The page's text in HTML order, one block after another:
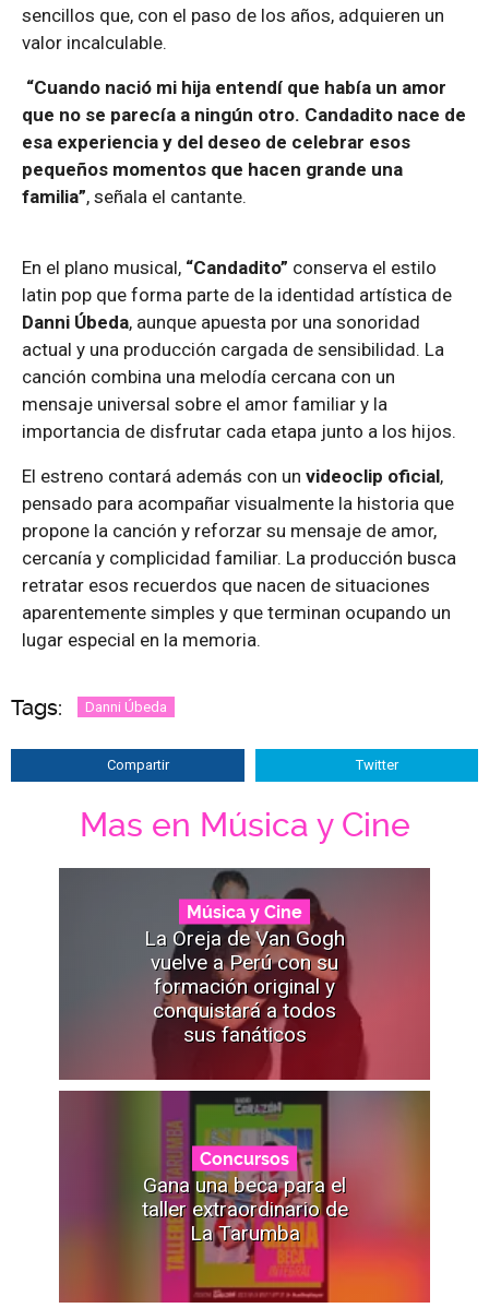
sencillos que, con el paso de los años, adquieren un
valor incalculable.
“Cuando nació mi hija entendí que había un amor
que no se parecía a ningún otro. Candadito nace de
esa experiencia y del deseo de celebrar esos
pequeños momentos que hacen grande una
familia”, señala el cantante.
En el plano musical, “Candadito” conserva el estilo
latin pop que forma parte de la identidad artística de
Danni Úbeda, aunque apuesta por una sonoridad
actual y una producción cargada de sensibilidad. La
canción combina una melodía cercana con un
mensaje universal sobre el amor familiar y la
importancia de disfrutar cada etapa junto a los hijos.
El estreno contará además con un videoclip oficial,
pensado para acompañar visualmente la historia que
propone la canción y reforzar su mensaje de amor,
cercanía y complicidad familiar. La producción busca
retratar esos recuerdos que nacen de situaciones
aparentemente simples y que terminan ocupando un
lugar especial en la memoria.
Tags: Danni Úbeda
Compartir Twitter
Mas en Música y Cine
Música y Cine
La Oreja de Van Gogh
vuelve a Perú con su
formación original y
conquistará a todos
sus fanáticos
Concursos
Gana una beca para el
taller extraordinario de
La Tarumba